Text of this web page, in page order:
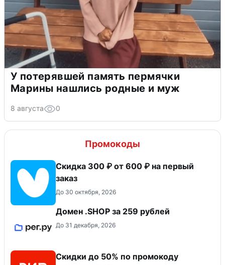
У потерявшей память пермячки
Марины нашлись родные и муж
8 августа 0
Промокоды
Скидка 300 ₽ от 600 ₽ на первый
заказ
До 30 октября, 2026
Домен .SHOP за 259 рублей
До 31 декабря, 2026
Скидки до 50% по промокоду